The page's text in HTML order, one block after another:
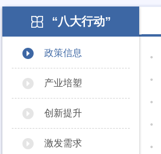
“八大行动”
政策信息
产业培塑
创新提升
激发需求